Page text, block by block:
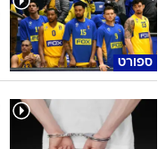
ספורט